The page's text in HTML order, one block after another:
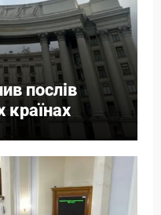
послів
країнах